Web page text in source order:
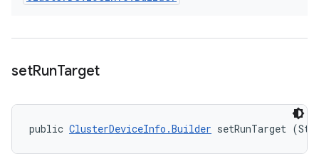
setRunTarget
public ClusterDeviceInfo.Builder setRunTarget